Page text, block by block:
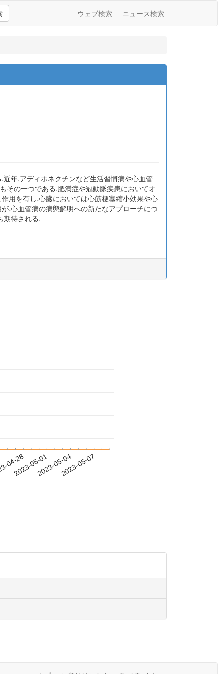
ウェブ検索 ニュース検索
年,アディポネクチンなど生活習慣病や心血管
その一つである.肥満症や冠動脈疾患においてオ
用を有し,心臓においては心筋梗塞縮小効果や心
,心血管病の病態解明への新たなアプローチにつ
期待される.
04-28
2023-05-012023-05-042023-05-07